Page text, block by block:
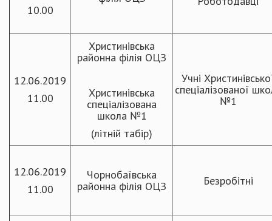
10.00
12.06.2019
11.00
Христинівська
районна філія ОЦЗ
Христинівська
спеціалізована
школа №1
(літній табір)
Учні
спеціалізованої
№1
12.06.2019
11.00
Чорнобаївська
районна філія ОЦЗ
Безробітні